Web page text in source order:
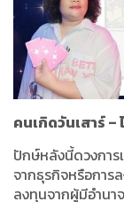
คนเกิดวันเสาร์–
ปักษ์หลังนี้ดวงกา
จากธุรกิจหรือการ
ลงทุนจากผู้มีอำนา